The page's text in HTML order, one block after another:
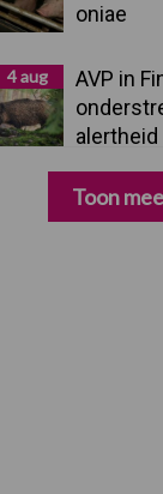
oniae
4 aug
AVP in
Toon